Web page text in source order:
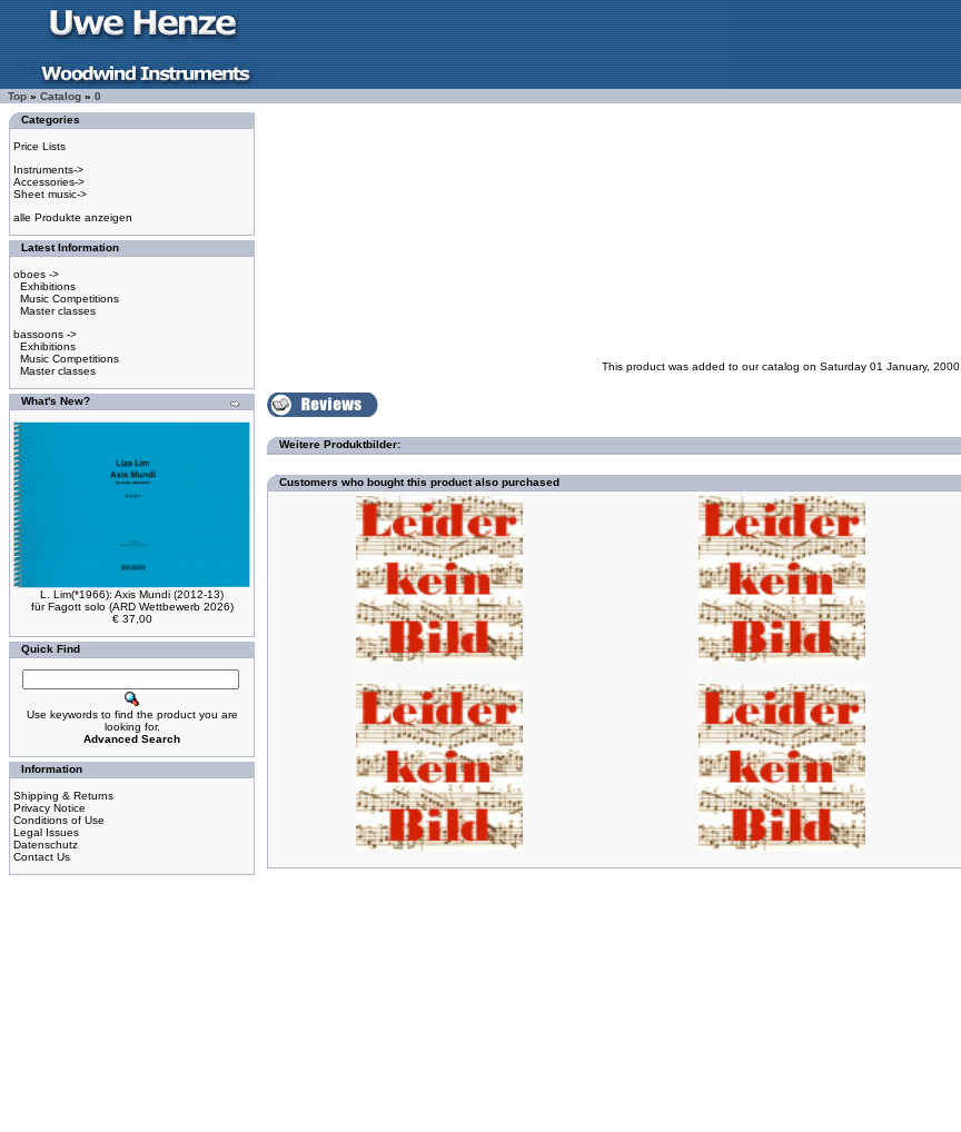
Top » Catalog » 0
Categories
Price Lists
Instruments->
Accessories->
Sheet music->
alle Produkte anzeigen
Latest Information
oboes ->
Exhibitions
Music Competitions
Master classes
bassoons ->
Exhibitions
Music Competitions
Master classes
What's New?
L. Lim(*1966): Axis Mundi (2012-13)
für Fagott solo (ARD Wettbewerb 2026)
€ 37,00
Quick Find
Use keywords to find the product you are
looking for.
Advanced Search
Information
Shipping & Returns
Privacy Notice
Conditions of Use
Legal Issues
Datenschutz
Contact Us
This product was added to our catalog on Saturday 01 January, 2000.
Weitere Produktbilder:
Customers who bought this product also purchased